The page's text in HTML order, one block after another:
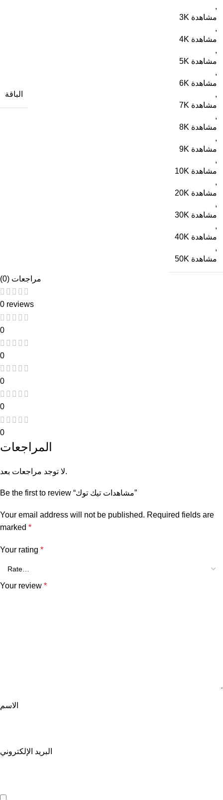
الباقة
,
3K مشاهدة
,
4K مشاهدة
,
5K مشاهدة
,
6K مشاهدة
,
7K مشاهدة
,
8K مشاهدة
,
9K مشاهدة
,
10K مشاهدة
,
20K مشاهدة
,
30K مشاهدة
,
40K مشاهدة
,
50K مشاهدة
مراجعات (0)
0 reviews
0
0
0
0
0
المراجعات
لا توجد مراجعات بعد.
Be the first to review “مشاهدات تيك توك”
Your email address will not be published. Required fields are
marked *
Your rating *
Your review *
الاسم
البريد الإلكتروني